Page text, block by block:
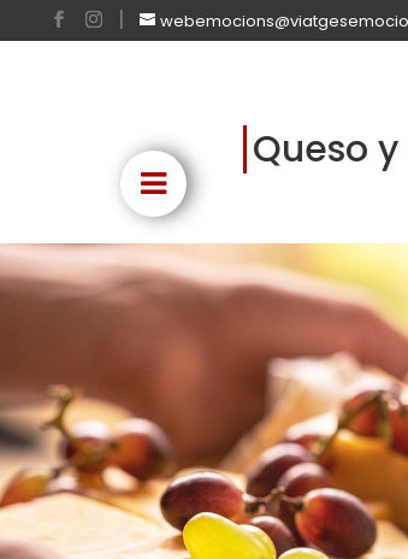
Queso